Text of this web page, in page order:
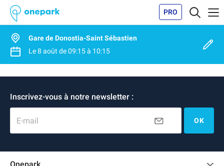
PRO
Gare de Donostia-Saint Sébastien
Le8 août de09:15à 10:15
Inscrivez-vous à notre newsletter :
E-mail OK